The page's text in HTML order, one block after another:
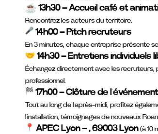
13h30 – Accueil café et
Rencontrez les acteurs du territoire.
14h00 – Pitch recruteurs
En 3 minutes, chaque entreprise présente
14h30 – Entretiens individuels
Échangez directement avec les
professionnel.
17h00 – Clôture de l’événement
Tout au long de l’après-midi, profitez
l’installation, témoignages de nouveaux
APEC Lyon – , 69003 Lyon (à 10